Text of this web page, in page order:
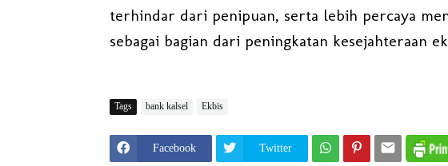
terhindar dari penipuan, serta lebih percaya
sebagai bagian dari peningkatan kesejahteraan
Tags bank kalsel Ekbis
Facebook Twitter